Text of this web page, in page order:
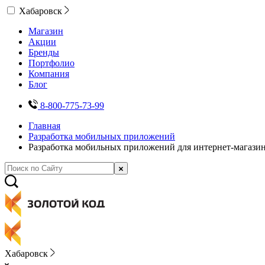
Хабаровск
Магазин
Акции
Бренды
Портфолио
Компания
Блог
8-800-775-73-99
Главная
Разработка мобильных приложений
Разработка мобильных приложений для интернет-
Хабаровск